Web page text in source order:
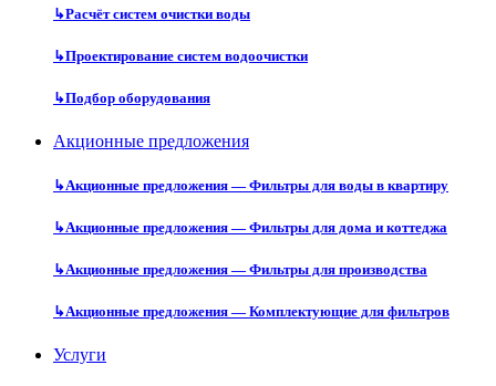
↳Расчёт систем очистки воды
↳Проектирование систем водоочистки
↳Подбор оборудования
Акционные предложения
↳Акционные предложения — Фильтры для воды в квартиру
↳Акционные предложения — Фильтры для дома и коттеджа
↳Акционные предложения — Фильтры для производства
↳Акционные предложения — Комплектующие для фильтров
Услуги